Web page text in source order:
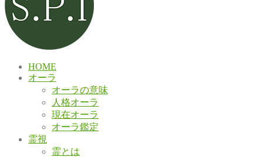
HOME
オーラ
オーラの意味
人格オーラ
現在オーラ
オーラ鑑定
霊視
霊とは